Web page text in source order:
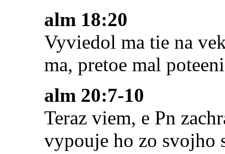
alm 18:20
Vyviedol ma tie na
ma, pretoe mal
alm 20:7-10
Teraz viem, e Pn
vypouje ho zo svojho